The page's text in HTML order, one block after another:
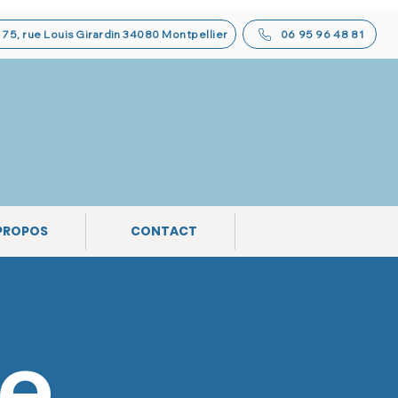
75, rue Louis Girardin 34080 Montpellier 06 95 96 48 81
CONTACT